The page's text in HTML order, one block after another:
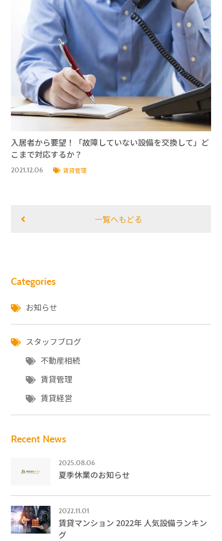
入居者から要望！「故障していない設備を交換して」ど
こまで対応するか？
2021.12.06 賃貸管理
一覧へもどる
Categories
お知らせ
スタッフブログ
不動産相続
賃貸管理
賃貸経営
Recent News
2025.08.06
夏季休業のお知らせ
2022.11.01
賃貸マンション 2022年 人気設備ランキン
グ